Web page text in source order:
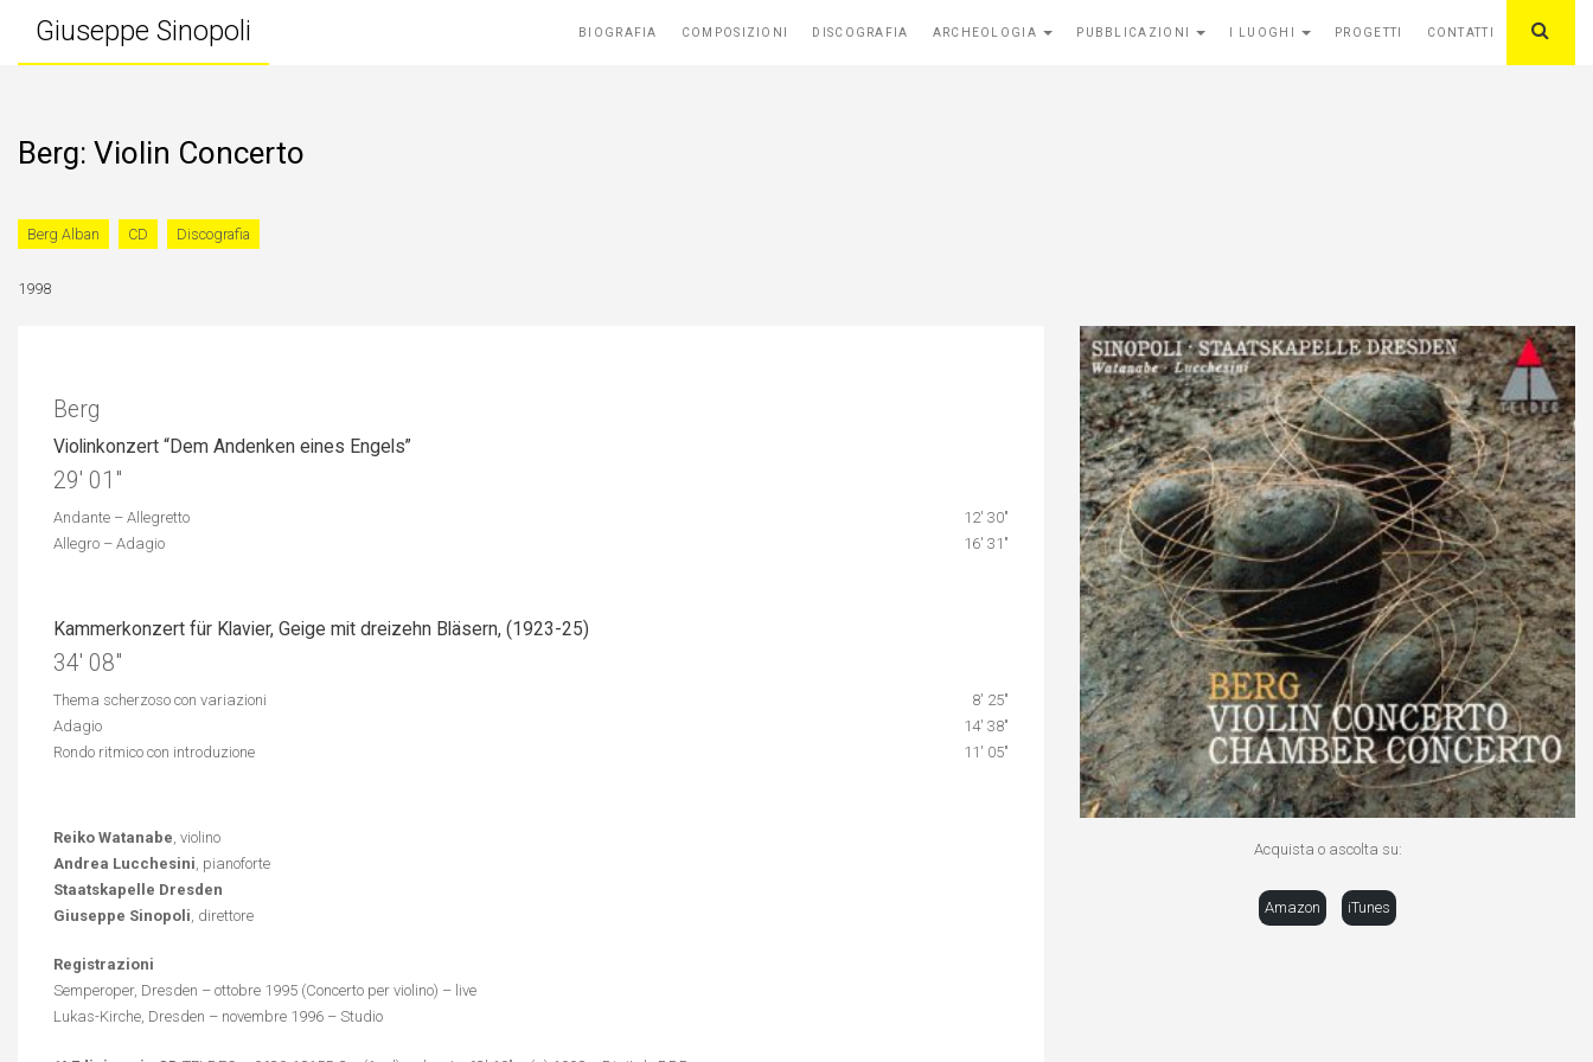
Giuseppe Sinopoli BIOGRAFIA COMPOSIZIONI DISCOGRAFIA ARCHEOLOGIA PUBBLICAZIONI I LUOGHI PROGETTI CONTATTI
Berg: Violin Concerto
Berg Alban CD Discografia
1998
Acquista o ascolta su:
Amazon iTunes
Berg
Violinkonzert “Dem Andenken eines Engels”
29′ 01″
Andante – Allegretto
12′ 30″
Allegro – Adagio
16′ 31″
Kammerkonzert für Klavier, Geige mit dreizehn Bläsern, (1923-25)
34′ 08″
Thema scherzoso con variazioni
8′ 25″
Adagio
14′ 38″
Rondo ritmico con introduzione
11′ 05″
Reiko Watanabe , violino
Andrea Lucchesini , pianoforte
Staatskapelle Dresden
Giuseppe Sinopoli , direttore
Registrazioni
Semperoper, Dresden – ottobre 1995 (Concerto per violino) – live
Lukas-Kirche, Dresden – novembre 1996 – Studio